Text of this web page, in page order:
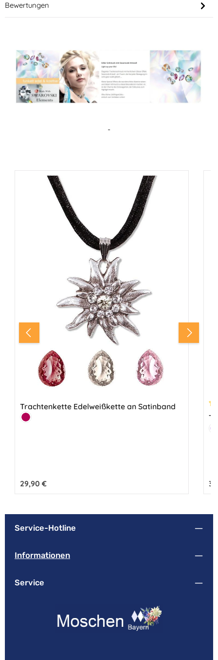
Bewertungen
-
Produktgalerie überspringen
Trachtenkette Edelweißkette an Satinband
Farbe:
Karminrot
Regulärer Preis:
29,90 €
Service-Hotline
Informationen
Service